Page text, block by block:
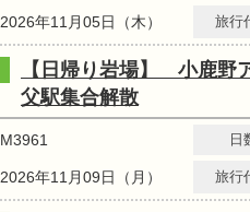
2026年11月05日（木） 旅行
【日帰り岩場】 小鹿野
父駅集合解散
M3961 日
2026年11月09日（月） 旅行